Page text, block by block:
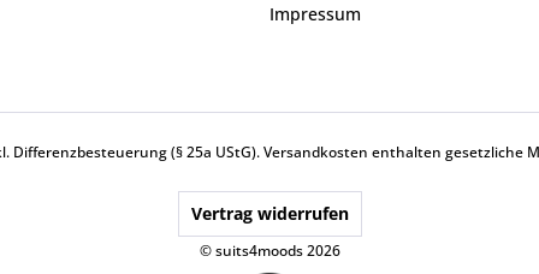
Impressum
Differenzbesteuerung (§ 25a UStG).Versandkosten enthalten gesetzliche
Vertrag widerrufen
© suits4moods 2026